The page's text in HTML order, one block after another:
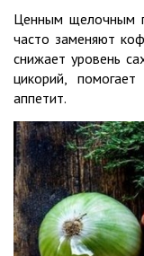
Ценным щелочным
часто заменяют
снижает уровень
цикорий,
аппетит.